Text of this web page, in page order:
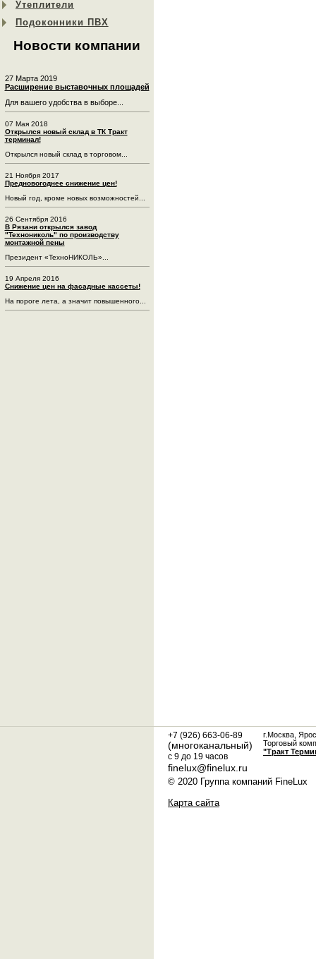
Утеплители
Подоконники ПВХ
Новости компании
27 Марта 2019
Расширение выставочных площадей
Для вашего удобства в выборе...
07 Мая 2018
Открылся новый склад в ТК Тракт
терминал!
Открылся новый склад в торговом...
21 Ноября 2017
Предновогоднее снижение цен!
Новый год, кроме новых возможностей...
26 Сентября 2016
В Рязани открылся завод
"Технониколь" по производству
монтажной пены
Президент «ТехноНИКОЛЬ»...
19 Апреля 2016
Снижение цен на фасадные кассеты!
На пороге лета, а значит повышенного...
+7 (926) 663-06-89
(многоканальный)
с 9 до 19 часов
finelux@finelux.ru
г.Москва,
Торговый
"Тракт
© 2020 Группа компаний FineLux
Карта сайта